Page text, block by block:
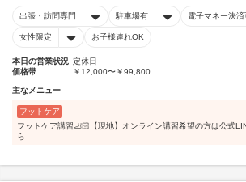
出張・訪問専門 駐車場有 電子マネー決済
女性限定 お子様連れOK
本日の営業状況 定休日
価格帯
￥12,000〜￥99,800
主なメニュー
フットケア
フットケア講習🦶🏻【現地】オンライン講習希望の方は公式
ら